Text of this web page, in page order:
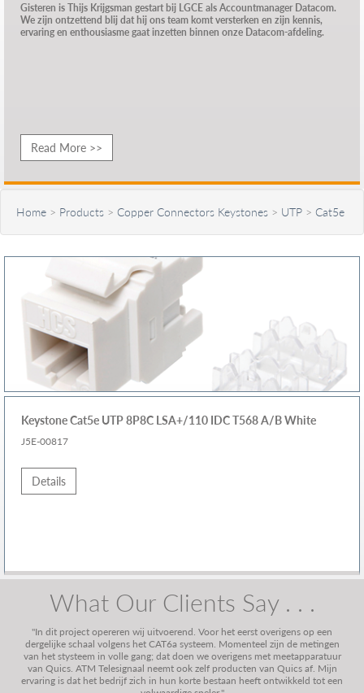
Gisteren is Thijs Krijgsman gestart bij LGCE als Accountmanager Datacom.
We zijn ontzettend blij dat hij ons team komt versterken en zijn kennis,
ervaring en enthousiasme gaat inzetten binnen onze Datacom-afdeling.
Read More >>
Home > Products > Copper Connectors Keystones > UTP > Cat5e
Keystone Cat5e UTP 8P8C LSA+/110 IDC T568 A/B White
J5E-00817
Details
What Our Clients Say . . .
"In dit project opereren wij uitvoerend. Voor het eerst overigens op een
dergelijke schaal volgens het CAT6a systeem. Momenteel zijn de metingen
van het stysteem in volle gang; dat doen we overigens met meetapparatuur
van Quics. ATM Telesignaal neemt ook zelf producten van Quics af. Mijn
ervaring is dat het bedrijf zich in hun korte bestaan heeft ontwikkeld tot een